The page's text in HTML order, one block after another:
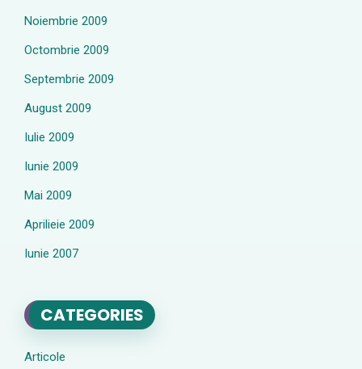
Noiembrie 2009
Octombrie 2009
Septembrie 2009
August 2009
Iulie 2009
Iunie 2009
Mai 2009
Aprilieie 2009
Iunie 2007
CATEGORIES
Articole